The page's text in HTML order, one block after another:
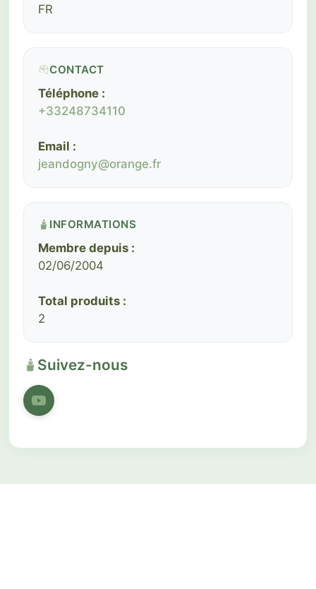
FR
CONTACT
Téléphone :
+33248734110
Email :
jeandogny@orange.fr
INFORMATIONS
Membre depuis :
02/06/2004
Total produits :
2
Suivez-nous